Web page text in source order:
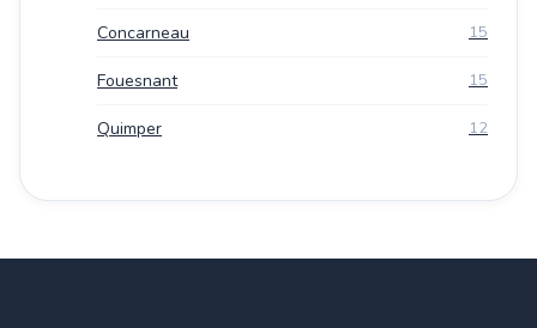
Concarneau 15
Fouesnant 15
Quimper 12